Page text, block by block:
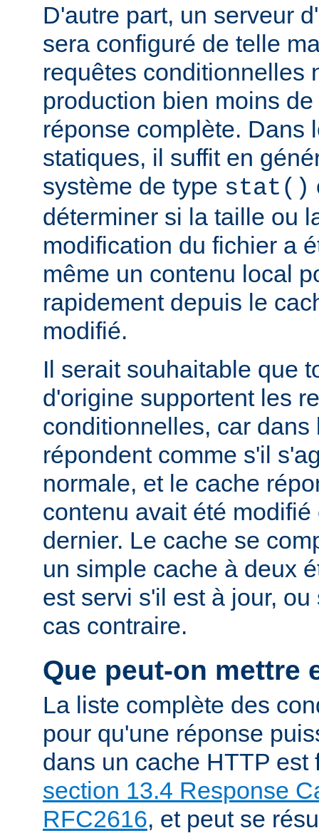
D'autre part, un serveur
sera configuré de telle
requêtes conditionnelles
production bien moins
réponse complète. Dans
statiques, il suffit en
système de type stat()
déterminer si la taille ou
modification du fichier a
même un contenu local
rapidement depuis le
modifié.
Il serait souhaitable que
d'origine supportent les
conditionnelles, car
répondent comme s'il
normale, et le cache
contenu avait été
dernier. Le cache se
un simple cache à deux
est servi s'il est à jour,
cas contraire.
Que peut-on mettre
La liste complète des
pour qu'une réponse
dans un cache HTTP est
section 13.4 Response
RFC2616, et peut se